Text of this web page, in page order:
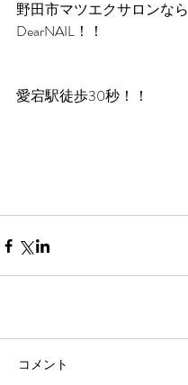
野田市マツエクサロンなら
DearNAIL！！
愛宕駅徒歩30秒！！
コメント